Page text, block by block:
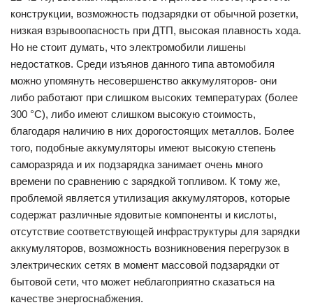
конструкции, возможность подзарядки от обычной розетки,
низкая взрывоопасность при ДТП, высокая плавность хода.
Но не стоит думать, что электромобили лишены
недостатков. Среди изъянов данного типа автомобиля
можно упомянуть несовершенство аккумуляторов- они
либо работают при слишком высоких температурах (более
300 °С), либо имеют слишком высокую стоимость,
благодаря наличию в них дорогостоящих металлов. Более
того, подобные аккумуляторы имеют высокую степень
саморазряда и их подзарядка занимает очень много
времени по сравнению с зарядкой топливом. К тому же,
проблемой является утилизация аккумуляторов, которые
содержат различные ядовитые компоненты и кислоты,
отсутствие соответствующей инфраструктуры для зарядки
аккумуляторов, возможность возникновения перегрузок в
электрических сетях в момент массовой подзарядки от
бытовой сети, что может неблагоприятно сказаться на
качестве энергоснабжения.